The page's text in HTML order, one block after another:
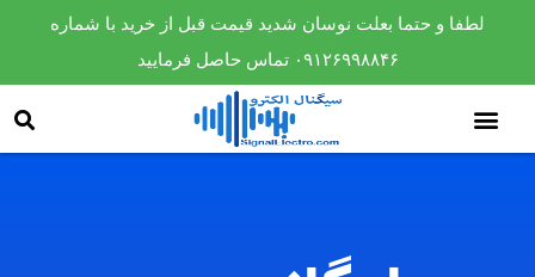
لطفا و حتما بعلت نوسان شدید قیمت قبل از خرید با شماره
۰۹۱۲۶۹۹۸۸۴۶ تماس حاصل فرمایید